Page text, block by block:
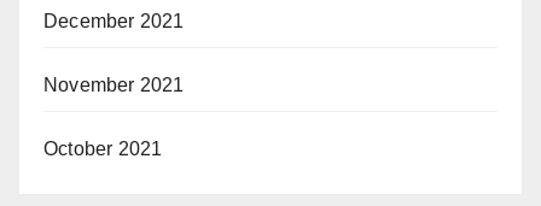
December 2021
November 2021
October 2021